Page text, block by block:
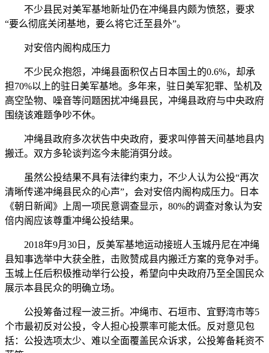
不少县民对美军基地新址仍在冲绳县内颇为愤怒，要求
“要么彻底关闭基地，要么将它迁至县外”。
对安倍内阁构成压力
不少民众抱怨，冲绳县面积仅占日本国土的0.6%，却承
担70%以上的驻日美军基地。多年来，驻日美军犯罪、坠机及
高空坠物、噪音等问题困扰冲绳县民，冲绳县政府与中央政府
围绕该难题争吵不休。
冲绳县政府多次状告中央政府，要求叫停普天间基地县内
搬迁。双方多轮谈判迄今未能消弭分歧。
虽然公投结果不具有法律约束力，不少人认为公投“再次
清晰传递冲绳县民众的心声”，会对安倍内阁构成压力。日本
《朝日新闻》上周一项民意调查显示，80%的调查对象认为安
倍内阁应该尊重冲绳公投结果。
2018年9月30日，反美军基地运动接班人玉城丹尼在冲绳
县知事选举中大获全胜，击败赞成县内搬迁方案的竞争对手。
玉城上任后积极推动举行公投，希望向中央政府乃至全国民众
展示本县民众的明确立场。
公投筹备过程一波三折。冲绳市、石垣市、宜野湾市等5
个市最初反对公投，令人担心投票率可能太低。反对意见包
括：公投选项太少、难以全面覆盖民众诉求，公投筹备耗资不